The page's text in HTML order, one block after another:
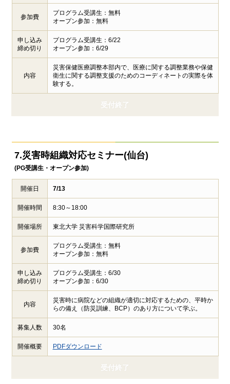
参加費
プログラム受講生：無料
オープン参加：無料
申し込み
締め切り
プログラム受講生：6/22
オープン参加：6/29
内容
災害保健医療調整本部内で、医療に関する調整業務や保健
衛生に関する調整支援のためのコーディネートの実際を体
験する。
受付終了
7.災害時組織対応セミナー(仙台)
(PG受講生・オープン参加)
開催日 7/13
開催時間 8:30～18:00
開催場所 東北大学 災害科学国際研究所
参加費
プログラム受講生：無料
オープン参加：無料
申し込み
締め切り
プログラム受講生：6/30
オープン参加：6/30
内容
災害時に病院などの組織が適切に対応するための、平時か
らの備え（防災訓練、BCP）のあり方について学ぶ。
募集人数 30名
開催概要 PDFダウンロード
受付終了